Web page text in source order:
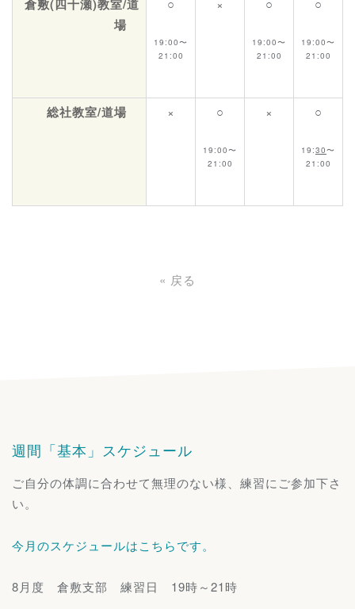
倉敷(四十瀬)教室/道
場
○
19:00〜
21:00
× ○
19:00〜
21:00
○
19:00〜
21:00
総社教室/道場 × ○
19:00〜
21:00
× ○
19:30〜
21:00
« 戻る
週間「基本」スケジュール
ご自分の体調に合わせて無理のない様、練習にご参加下さ
い。
今月のスケジュールはこちらです。
8月度 倉敷支部 練習日 19時～21時